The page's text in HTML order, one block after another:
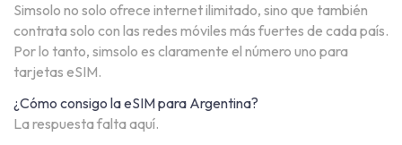
Simsolo no solo ofrece internet ilimitado, sino que también
contrata solo con las redes móviles más fuertes de cada país.
Por lo tanto, simsolo es claramente el número uno para
tarjetas eSIM.
¿Cómo consigo la eSIM para Argentina?
La respuesta falta aquí.